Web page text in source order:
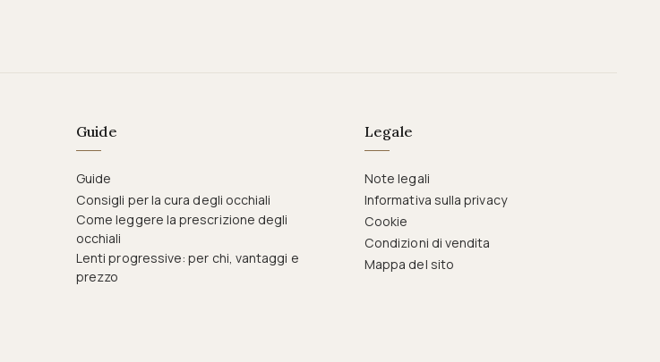
Guide
Guide
Consigli per la cura degli occhiali
Come leggere la prescrizione degli
occhiali
Lenti progressive: per chi, vantaggi e
prezzo
Legale
Note legali
Informativa sulla privacy
Cookie
Condizioni di vendita
Mappa del sito